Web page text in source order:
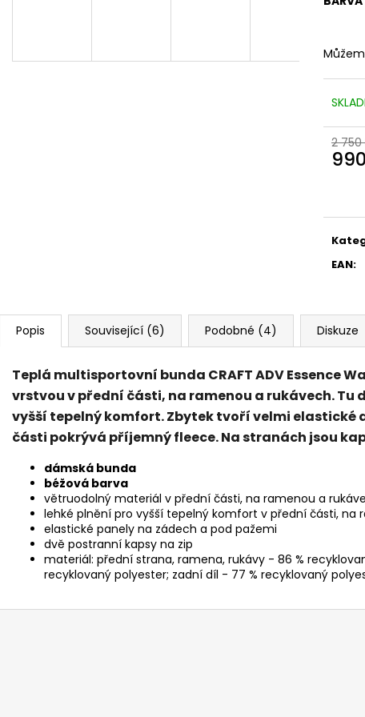
2 750
EAN:
Popis Související (6) Podobné (4) Diskuze
Teplá multisportovní bunda CRAFT ADV Essence
vrstvou v přední části, na ramenou a rukávech.
vyšší tepelný komfort. Zbytek tvoří velmi elastické
části pokrývá příjemný fleece. Na stranách jsou
dámská bunda
béžová barva
větruodolný materiál v přední části, na ramenou a
lehké plnění pro vyšší tepelný komfort v přední části, na
elastické panely na zádech a pod pažemi
dvě postranní kapsy na zip
materiál: přední strana, ramena, rukávy - 86 %
recyklovaný polyester; zadní díl - 77 % recyklovaný